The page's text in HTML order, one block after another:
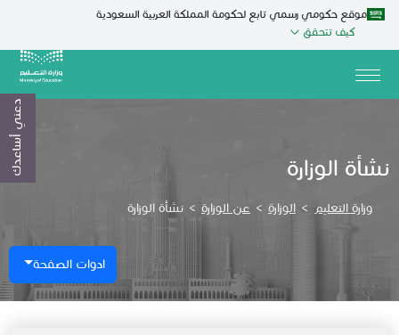
موقع حكومي رسمي تابع لحكومة المملكة العربية السعودية
كيف تتحقق
نشأة الوزارة
وزارة التعليم > الوزارة > عن الوزارة > نشأة الوزارة
ادوات الصفحة
دعني أساعدك